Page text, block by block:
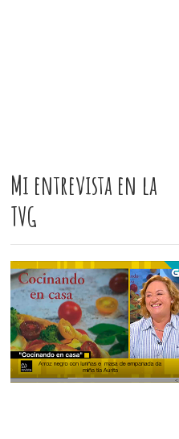
Mi entrevista en la
TVG